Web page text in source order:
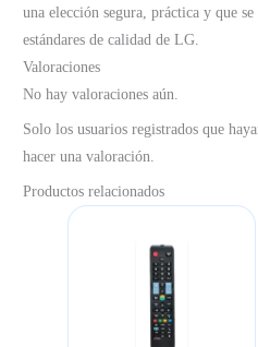
una elección segura, práctica y que
estándares de calidad de LG.
Valoraciones
No hay valoraciones aún.
Solo los usuarios registrados que
hacer una valoración.
Productos relacionados